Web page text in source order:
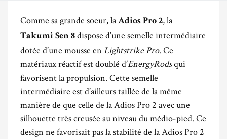
Comme sa grande soeur, laAdios Pro 2, la
Takumi Sen 8 dispose d’une semelle intermédiaire
dotée d’une mousse en Lightstrike Pro. Ce
matériaux réactif est doublé d’EnergyRodsqui
favorisent la propulsion. Cette semelle
intermédiaire est d’ailleurs taillée de la même
manière de que celle de la Adios Pro 2 avec une
silhouette très creusée au niveau du médio-pied. Ce
design ne favorisait pas la stabilité de la Adios Pro 2